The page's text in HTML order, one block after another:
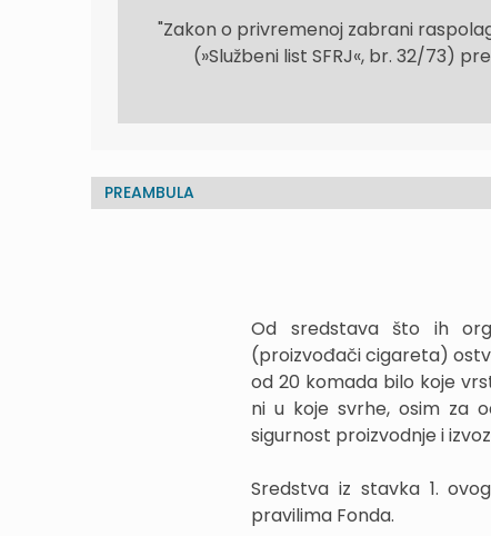
"Zakon o privremenoj zabrani
(»Službeni list SFRJ«, br. 32/73)
PREAMBULA
Od sredstava što ih
(proizvođači cigareta)
od 20 komada bilo koje
ni u koje svrhe, osim za
sigurnost proizvodnje i
Sredstva iz stavka 1.
pravilima Fonda.